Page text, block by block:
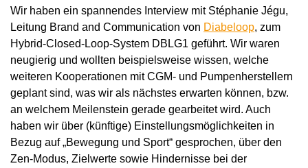
Wir haben ein spannendes Interview mit Stéphanie Jégu,
Leitung Brand and Communication von Diabeloop, zum
Hybrid-Closed-Loop-System DBLG1 geführt. Wir waren
neugierig und wollten beispielsweise wissen, welche
weiteren Kooperationen mit CGM- und Pumpenherstellern
geplant sind, was wir als nächstes erwarten können, bzw.
an welchem Meilenstein gerade gearbeitet wird. Auch
haben wir über (künftige) Einstellungsmöglichkeiten in
Bezug auf „Bewegung und Sport“ gesprochen, über den
Zen-Modus, Zielwerte sowie Hindernisse bei der